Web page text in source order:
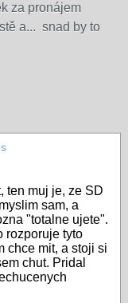
za pronájem
a... snad by to
ten muj je, ze SD
sam, a
"totalne ujete".
rozporuje tyto
chce mit, a stoji si
chut. Pridal